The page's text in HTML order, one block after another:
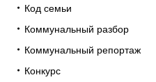
Код семьи
Коммунальный разбор
Коммунальный репортаж
Конкурс